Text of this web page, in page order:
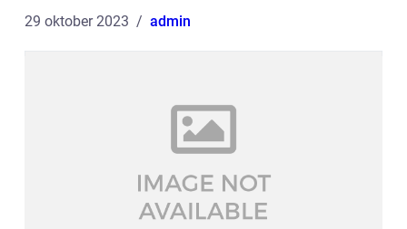
29 oktober 2023 admin